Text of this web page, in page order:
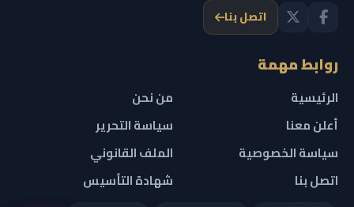
اتصل بنا
روابط مهمة
الرئيسية
من نحن
أعلن معنا
سياسة التحرير
سياسة الخصوصية
الملف القانوني
اتصل بنا
شهادة التأسيس